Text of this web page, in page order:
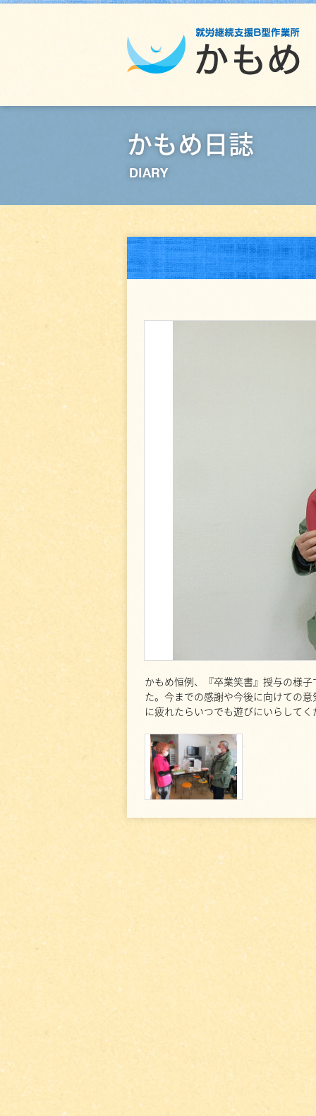
かもめ日誌
DIARY
かもめ恒例、『卒業笑書』授与の様
た。今までの感謝や今後に向けての
に疲れたらいつでも遊びにいらしてく